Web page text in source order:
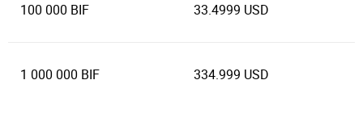
100 000 BIF 33.4999 USD
1 000 000 BIF 334.999 USD